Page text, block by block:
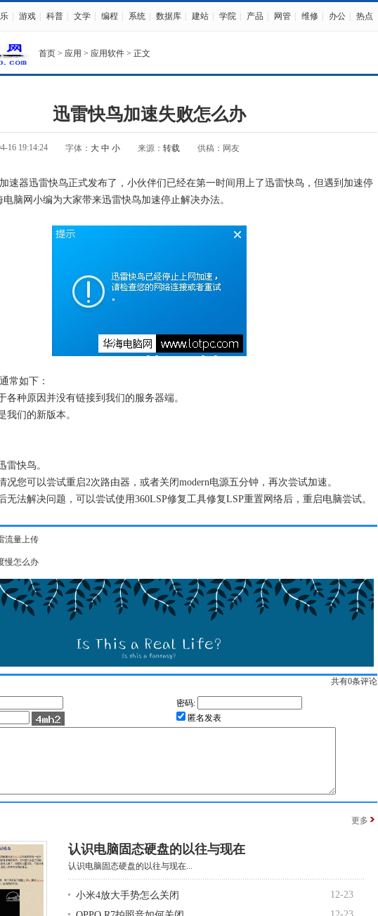
游戏 科普 文学 编程 系统 数据库 建站 学院 产品 网管 维修 办公 热点
首页 > 应用 > 应用软件 > 正文
迅雷快鸟加速失败怎么办
16 19:14:24 字体： 大 中 小 来源： 转载 供稿：网友
器迅雷快鸟正式发布了，小伙伴们已经在第一时间用上了迅雷快鸟，但遇到加速停
脑网小编为大家带来迅雷快鸟加速停止解决办法。
如下：
种原因并没有链接到我们的服务器端。
们的新版本。
快鸟。
您可以尝试重启2次路由器，或者关闭modern电源五分钟，再次尝试加速。
法解决问题，可以尝试使用360LSP修复工具修复LSP重置网络后，重启电脑尝试。
流量上传
慢怎么办
共有0条评论
密码:
匿名发表
更多
认识电脑固态硬盘的以往与现在
认识电脑固态硬盘的以往与现在...
小米4放大手势怎么关闭
12-23